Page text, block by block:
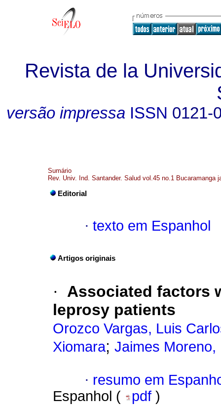
Revista de la
versão impressa ISSN 0121-
Sumário
Rev. Univ. Ind. Santander. Salud vol.45 no.1 Bucaramanga
Editorial
· texto em Espanhol
Artigos originais
·
Associated factors
leprosy patients
Orozco Vargas, Luis
Xiomara; Jaimes Moreno,
· resumo em
Espanhol (
pdf )